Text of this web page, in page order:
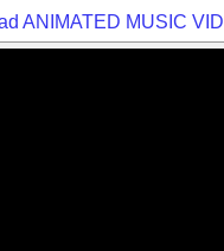
ANIMATED MUSIC